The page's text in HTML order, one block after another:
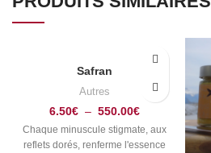
Safran
Autres
6.50€ – 550.00€
Chaque minuscule stigmate, aux
reflets dorés, renferme l'essence